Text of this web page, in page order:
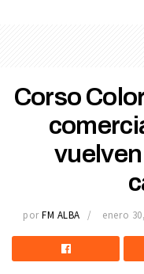
Corso
por FM ALBA enero